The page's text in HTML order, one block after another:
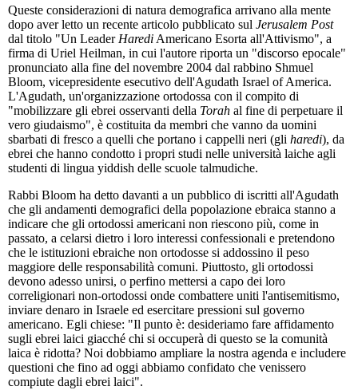
Queste considerazioni di natura demografica arrivano alla mente
dopo aver letto un recente articolo pubblicato sul Jerusalem Post
dal titolo "Un Leader Haredi Americano Esorta all'Attivismo", a
firma di Uriel Heilman, in cui l'autore riporta un "discorso epocale"
pronunciato alla fine del novembre 2004 dal rabbino Shmuel
Bloom, vicepresidente esecutivo dell'Agudath Israel of America.
L'Agudath, un'organizzazione ortodossa con il compito di
"mobilizzare gli ebrei osservanti della Torah al fine di perpetuare il
vero giudaismo", è costituita da membri che vanno da uomini
sbarbati di fresco a quelli che portano i cappelli neri (gli haredi), da
ebrei che hanno condotto i propri studi nelle università laiche agli
studenti di lingua yiddish delle scuole talmudiche.
Rabbi Bloom ha detto davanti a un pubblico di iscritti all'Agudath
che gli andamenti demografici della popolazione ebraica stanno a
indicare che gli ortodossi americani non riescono più, come in
passato, a celarsi dietro i loro interessi confessionali e pretendono
che le istituzioni ebraiche non ortodosse si addossino il peso
maggiore delle responsabilità comuni. Piuttosto, gli ortodossi
devono adesso unirsi, o perfino mettersi a capo dei loro
correligionari non-ortodossi onde combattere uniti l'antisemitismo,
inviare denaro in Israele ed esercitare pressioni sul governo
americano. Egli chiese: "Il punto è: desideriamo fare affidamento
sugli ebrei laici giacché chi si occuperà di questo se la comunità
laica è ridotta? Noi dobbiamo ampliare la nostra agenda e includere
questioni che fino ad oggi abbiamo confidato che venissero
compiute dagli ebrei laici".